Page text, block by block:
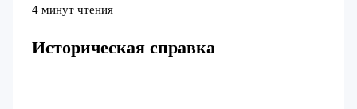
4 минут чтения
Историческая справка